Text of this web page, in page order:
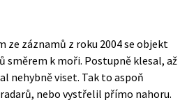
ze záznamů z roku 2004 se objekt
směrem k moři. Postupně klesal, až
nehybně viset. Tak to aspoň
nebo vystřelil přímo nahoru.